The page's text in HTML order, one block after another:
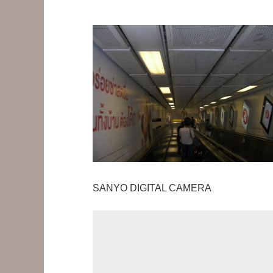
SANYO DIGITAL CAMERA